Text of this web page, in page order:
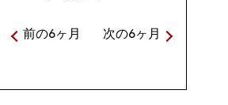
前の6ヶ月 次の6ヶ月